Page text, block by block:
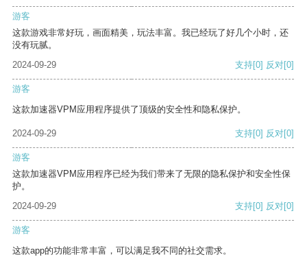
游客
这款游戏非常好玩，画面精美，玩法丰富。我已经玩了好几个小时，还
没有玩腻。
2024-09-29
支持[0] 反对[0]
游客
这款加速器VPM应用程序提供了顶级的安全性和隐私保护。
2024-09-29 支持[0] 反对[0]
游客
这款加速器VPM应用程序已经为我们带来了无限的隐私保护和安全性保
护。
2024-09-29
支持[0] 反对[0]
游客
这款app的功能非常丰富，可以满足我不同的社交需求。